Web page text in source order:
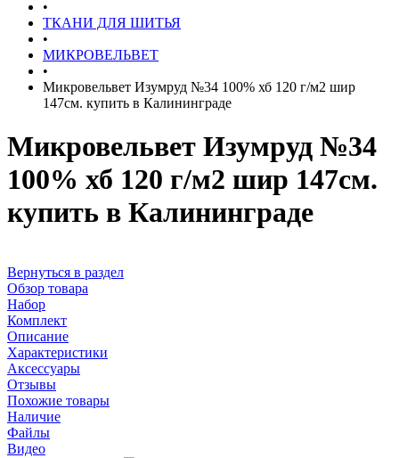
•
ТКАНИ ДЛЯ ШИТЬЯ
•
МИКРОВЕЛЬВЕТ
•
Микровельвет Изумруд №34 100% хб 120 г/м2 шир
147см. купить в Калининграде
Микровельвет Изумруд №34
100% хб 120 г/м2 шир 147см.
купить в Калининграде
Вернуться в раздел
Обзор товара
Набор
Комплект
Описание
Характеристики
Аксессуары
Отзывы
Похожие товары
Наличие
Файлы
Видео